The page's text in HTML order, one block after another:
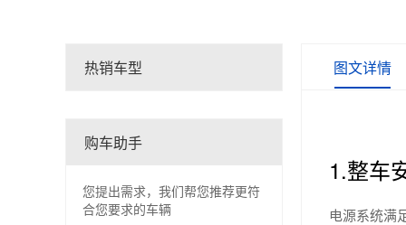
热销车型
购车助手
您提出需求，我们帮您推荐更符
合您要求的车辆
图文详情
1.整车
电源系统满